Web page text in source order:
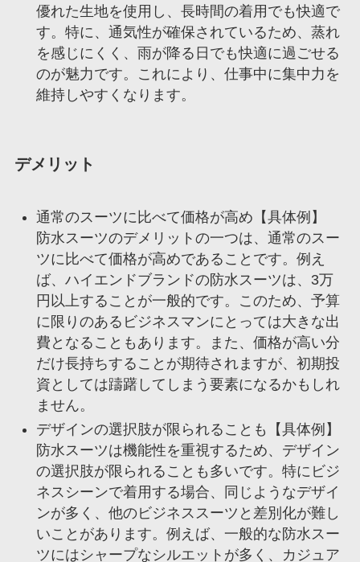
優れた生地を使用し、長時間の着用でも快適で
す。特に、通気性が確保されているため、蒸れ
を感じにくく、雨が降る日でも快適に過ごせる
のが魅力です。これにより、仕事中に集中力を
維持しやすくなります。
デメリット
通常のスーツに比べて価格が高め【具体例】
防水スーツのデメリットの一つは、通常のスー
ツに比べて価格が高めであることです。例え
ば、ハイエンドブランドの防水スーツは、3万
円以上することが一般的です。このため、予算
に限りのあるビジネスマンにとっては大きな出
費となることもあります。また、価格が高い分
だけ長持ちすることが期待されますが、初期投
資としては躊躇してしまう要素になるかもしれ
ません。
デザインの選択肢が限られることも【具体例】
防水スーツは機能性を重視するため、デザイン
の選択肢が限られることも多いです。特にビジ
ネスシーンで着用する場合、同じようなデザイ
ンが多く、他のビジネススーツと差別化が難し
いことがあります。例えば、一般的な防水スー
ツにはシャープなシルエットが多く、カジュア